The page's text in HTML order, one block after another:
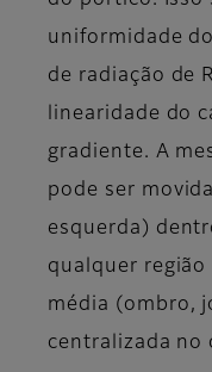
uniformidade
de radiação de
linearidade do
gradiente. A
pode ser
esquerda)
qualquer
média (ombro,
centralizada no